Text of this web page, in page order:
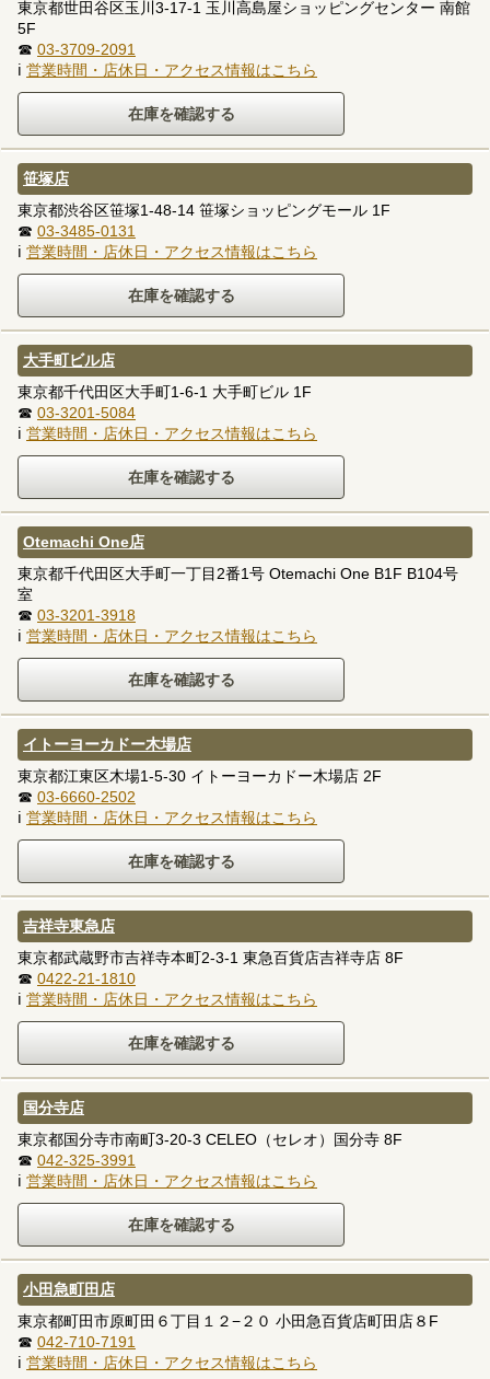
東京都世田谷区玉川3-17-1 玉川高島屋ショッピングセンター 南館
5F
☎ 03-3709-2091
ℹ 営業時間・店休日・アクセス情報はこちら
笹塚店
東京都渋谷区笹塚1-48-14 笹塚ショッピングモール 1F
☎ 03-3485-0131
ℹ 営業時間・店休日・アクセス情報はこちら
大手町ビル店
東京都千代田区大手町1-6-1 大手町ビル 1F
☎ 03-3201-5084
ℹ 営業時間・店休日・アクセス情報はこちら
Otemachi One店
東京都千代田区大手町一丁目2番1号 Otemachi One B1F B104号
室
☎ 03-3201-3918
ℹ 営業時間・店休日・アクセス情報はこちら
イトーヨーカドー木場店
東京都江東区木場1-5-30 イトーヨーカドー木場店 2F
☎ 03-6660-2502
ℹ 営業時間・店休日・アクセス情報はこちら
吉祥寺東急店
東京都武蔵野市吉祥寺本町2-3-1 東急百貨店吉祥寺店 8F
☎ 0422-21-1810
ℹ 営業時間・店休日・アクセス情報はこちら
国分寺店
東京都国分寺市南町3-20-3 CELEO（セレオ）国分寺 8F
☎ 042-325-3991
ℹ 営業時間・店休日・アクセス情報はこちら
小田急町田店
東京都町田市原町田６丁目１２−２０ 小田急百貨店町田店８F
☎ 042-710-7191
ℹ 営業時間・店休日・アクセス情報はこちら